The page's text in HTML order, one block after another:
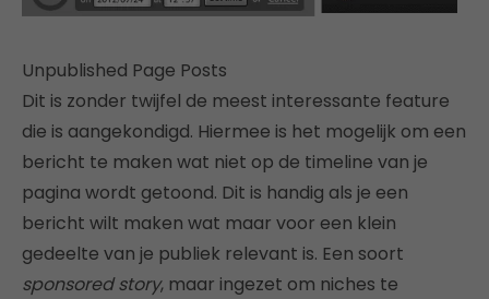
Unpublished Page Posts
Dit is zonder twijfel de meest interessante feature
die is aangekondigd. Hiermee is het mogelijk om een
bericht te maken wat niet op de timeline van je
pagina wordt getoond. Dit is handig als je een
bericht wilt maken wat maar voor een klein
gedeelte van je publiek relevant is. Een soort
sponsored story, maar ingezet om niches te